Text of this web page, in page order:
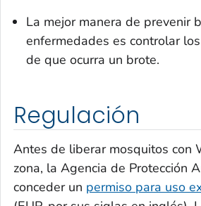
La mejor manera de prevenir
enfermedades es controlar
de que ocurra un brote.
Regulación
Antes de liberar mosquitos con
zona, la Agencia de Protección
conceder un permiso para uso